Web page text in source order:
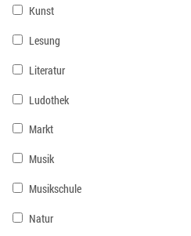
Kunst
Lesung
Literatur
Ludothek
Markt
Musik
Musikschule
Natur